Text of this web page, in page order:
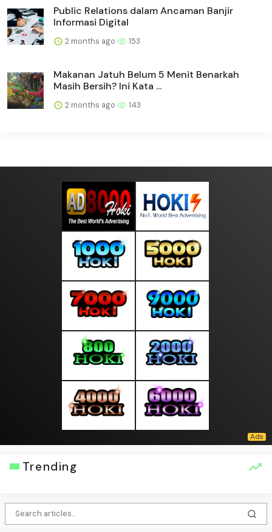
Public Relations dalam Ancaman Banjir
Informasi Digital
2 months ago 153
Makanan Jatuh Belum 5 Menit Benarkah
Masih Bersih? Ini Kata ...
2 months ago 143
Trending